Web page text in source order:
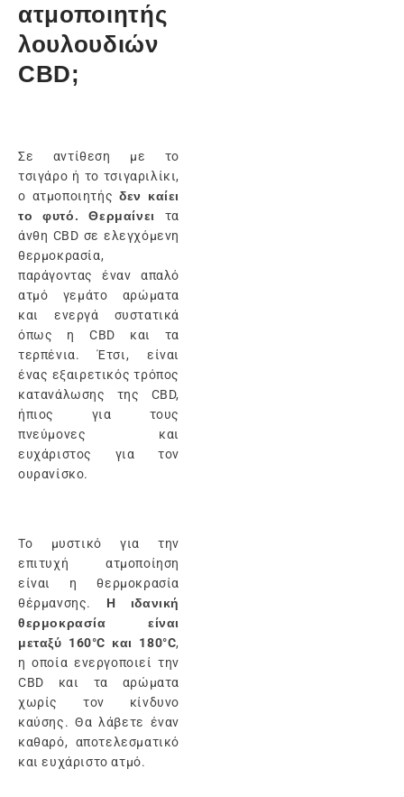
ατμοποιητής
λουλουδιών
CBD;
Σε αντίθεση με το
τσιγάρο ή το τσιγαριλίκι,
ο ατμοποιητήςδεν καίει
το φυτό. Θερμαίνει τα
άνθη CBD σε ελεγχόμενη
θερμοκρασία,
παράγοντας έναν απαλό
ατμό γεμάτο αρώματα
και ενεργά συστατικά
όπως η CBD και τα
τερπένια. Έτσι, είναι
ένας εξαιρετικός τρόπος
κατανάλωσης της CBD,
ήπιος για τους
πνεύμονες και
ευχάριστος για τον
ουρανίσκο.
Το μυστικό για την
επιτυχή ατμοποίηση
είναι η θερμοκρασία
θέρμανσης.
Η ιδανική
θερμοκρασία είναι
μεταξύ 160°C και 180°C,
η οποία ενεργοποιεί την
CBD και τα αρώματα
χωρίς τον κίνδυνο
καύσης. Θα λάβετε έναν
καθαρό, αποτελεσματικό
και ευχάριστο ατμό.